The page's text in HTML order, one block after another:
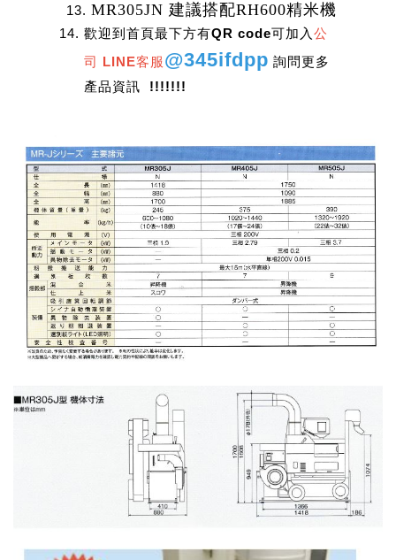
MR305JN 建議搭配RH600精米機
歡迎到首頁最下方有QR code可加入 公
司 LINE客服@345ifdpp 詢問更多
產品資訊 !!!!!!!